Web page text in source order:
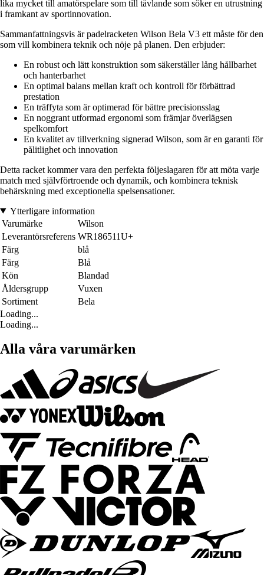
lika mycket till amatörspelare som till tävlande som söker en utrustning
i framkant av sportinnovation.
Sammanfattningsvis är padelracketen Wilson Bela V3 ett måste för den
som vill kombinera teknik och nöje på planen. Den erbjuder:
En robust och lätt konstruktion som säkerställer lång hållbarhet
och hanterbarhet
En optimal balans mellan kraft och kontroll för förbättrad
prestation
En träffyta som är optimerad för bättre precisionsslag
En noggrant utformad ergonomi som främjar överlägsen
spelkomfort
En kvalitet av tillverkning signerad Wilson, som är en garanti för
pålitlighet och innovation
Detta racket kommer vara den perfekta följeslagaren för att möta varje
match med självförtroende och dynamik, och kombinera teknisk
behärskning med exceptionella spelsensationer.
Ytterligare information
Varumärke
Wilson
Leverantörsreferens WR186511U+
Färg
blå
Färg
Blå
Kön
Blandad
Åldersgrupp
Vuxen
Sortiment
Bela
Loading...
Loading...
Alla våra varumärken